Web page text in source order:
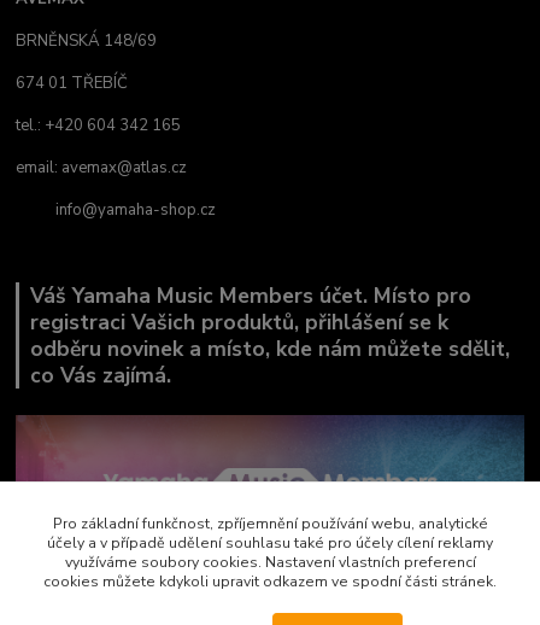
BRNĚNSKÁ 148/69
674 01 TŘEBÍČ
tel.: +420 604 342 165
email: avemax@atlas.cz
info@yamaha-shop.cz
Váš Yamaha Music Members účet. Místo pro
registraci Vašich produktů, přihlášení se k
odběru novinek a místo, kde nám můžete sdělit,
co Vás zajímá.
Pro základní funkčnost, zpříjemnění používání webu, analytické
účely a v případě udělení souhlasu také pro účely cílení reklamy
využíváme soubory cookies. Nastavení vlastních preferencí
cookies můžete kdykoli upravit odkazem ve spodní části stránek.